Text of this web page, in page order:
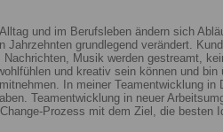
und im Berufsleben ändern sich
grundlegend verändert.
Musik werden gestreamt,
und kreativ sein können und
In meiner Teamentwicklung
Teamentwicklung in neuer
Prozess mit dem Ziel, die